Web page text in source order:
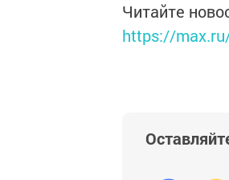
Читайте
https://